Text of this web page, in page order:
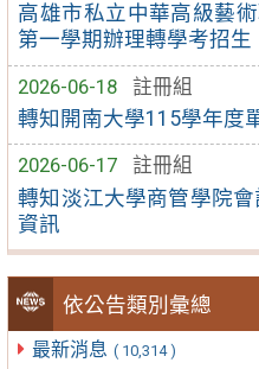
高雄市私立中華高級藝
第一學期辦理轉學考招生
2026-06-18
註冊組
轉知開南大學115學年度
2026-06-17
註冊組
轉知淡江大學商管學院
資訊
依公告類別彙總
最新消息 ( 10,314 )